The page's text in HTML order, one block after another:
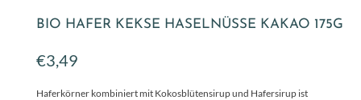
BIO HAFER KEKSE HASELNÜSSE KAKAO 175G
€3,49
Haferkörner kombiniert mit Kokosblütensirup und Hafersirup ist